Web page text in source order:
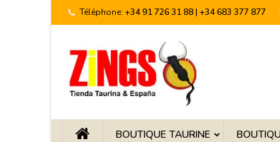
Téléphone: +34 91 726 31 88 | +34 683 377 877
BOUTIQUE TAURINE